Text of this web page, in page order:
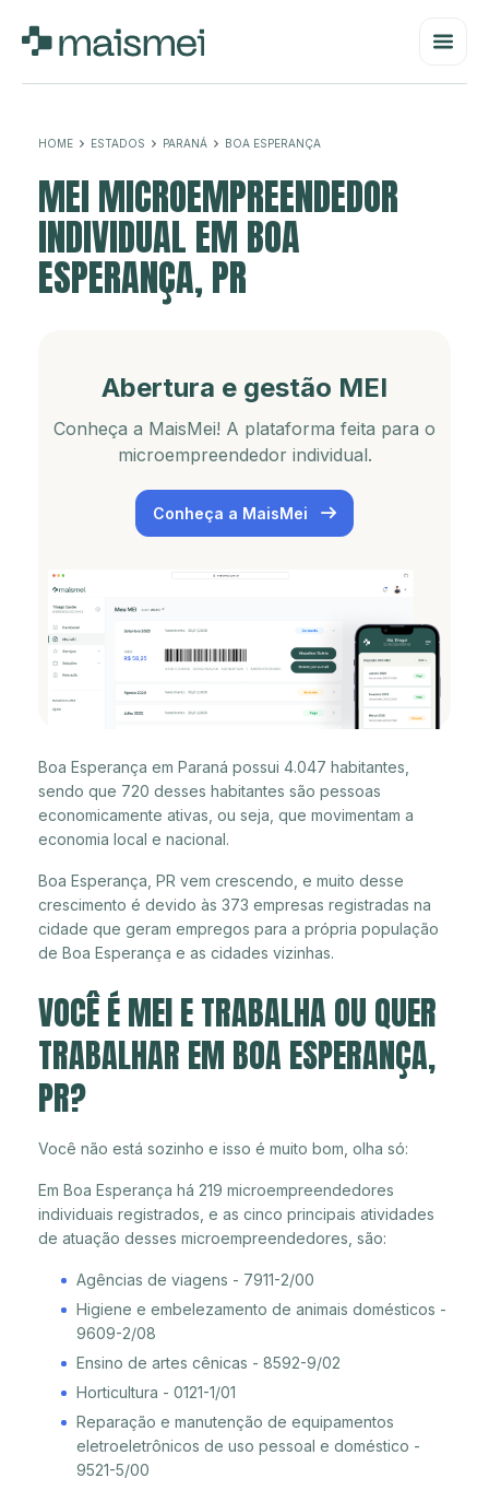
HOME ESTADOS PARANÁ BOA ESPERANÇA
MEI MICROEMPREENDEDOR
INDIVIDUAL EM BOA
ESPERANÇA, PR
Abertura e gestão MEI
Conheça a MaisMei! A plataforma feita para o
microempreendedor individual.
Conheça a MaisMei
Boa Esperança em Paraná possui 4.047 habitantes,
sendo que 720 desses habitantes são pessoas
economicamente ativas, ou seja, que movimentam a
economia local e nacional.
Boa Esperança, PR vem crescendo, e muito desse
crescimento é devido às 373 empresas registradas na
cidade que geram empregos para a própria população
de Boa Esperança e as cidades vizinhas.
VOCÊ É MEI E TRABALHA OU QUER
TRABALHAR EM BOA ESPERANÇA,
PR?
Você não está sozinho e isso é muito bom, olha só:
Em Boa Esperança há 219 microempreendedores
individuais registrados, e as cinco principais atividades
de atuação desses microempreendedores, são:
Agências de viagens - 7911-2/00
Higiene e embelezamento de animais domésticos -
9609-2/08
Ensino de artes cênicas - 8592-9/02
Horticultura - 0121-1/01
Reparação e manutenção de equipamentos
eletroeletrônicos de uso pessoal e doméstico -
9521-5/00